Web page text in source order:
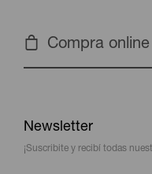
Compra
Newsletter
¡Suscribite y recibí todas